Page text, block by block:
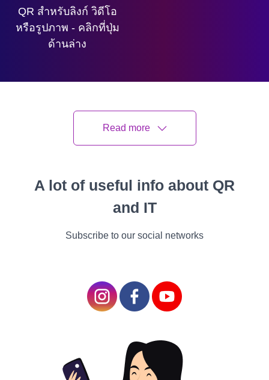
QR สำหรับลิงก์ วิดีโอ
หรือรูปภาพ - คลิกที่ปุ่ม
ด้านล่าง
วิดีโอ ไฟล์ PDF งานนำเสนอ PowerPoint รูปภาพ
ฯลฯ ประเด็นก็คือรหัสโต้ตอบเป็นแหล่งข้อมูลที่
สะดวกซึ่งสามารถเข้าถึงได้จากสมาร์ทโฟนทุก
ข้อดีของคิวอาร์โค้ดบนป้าย
ถนน
Read more
A lot of useful info about QR
and IT
Subscribe to our social networks